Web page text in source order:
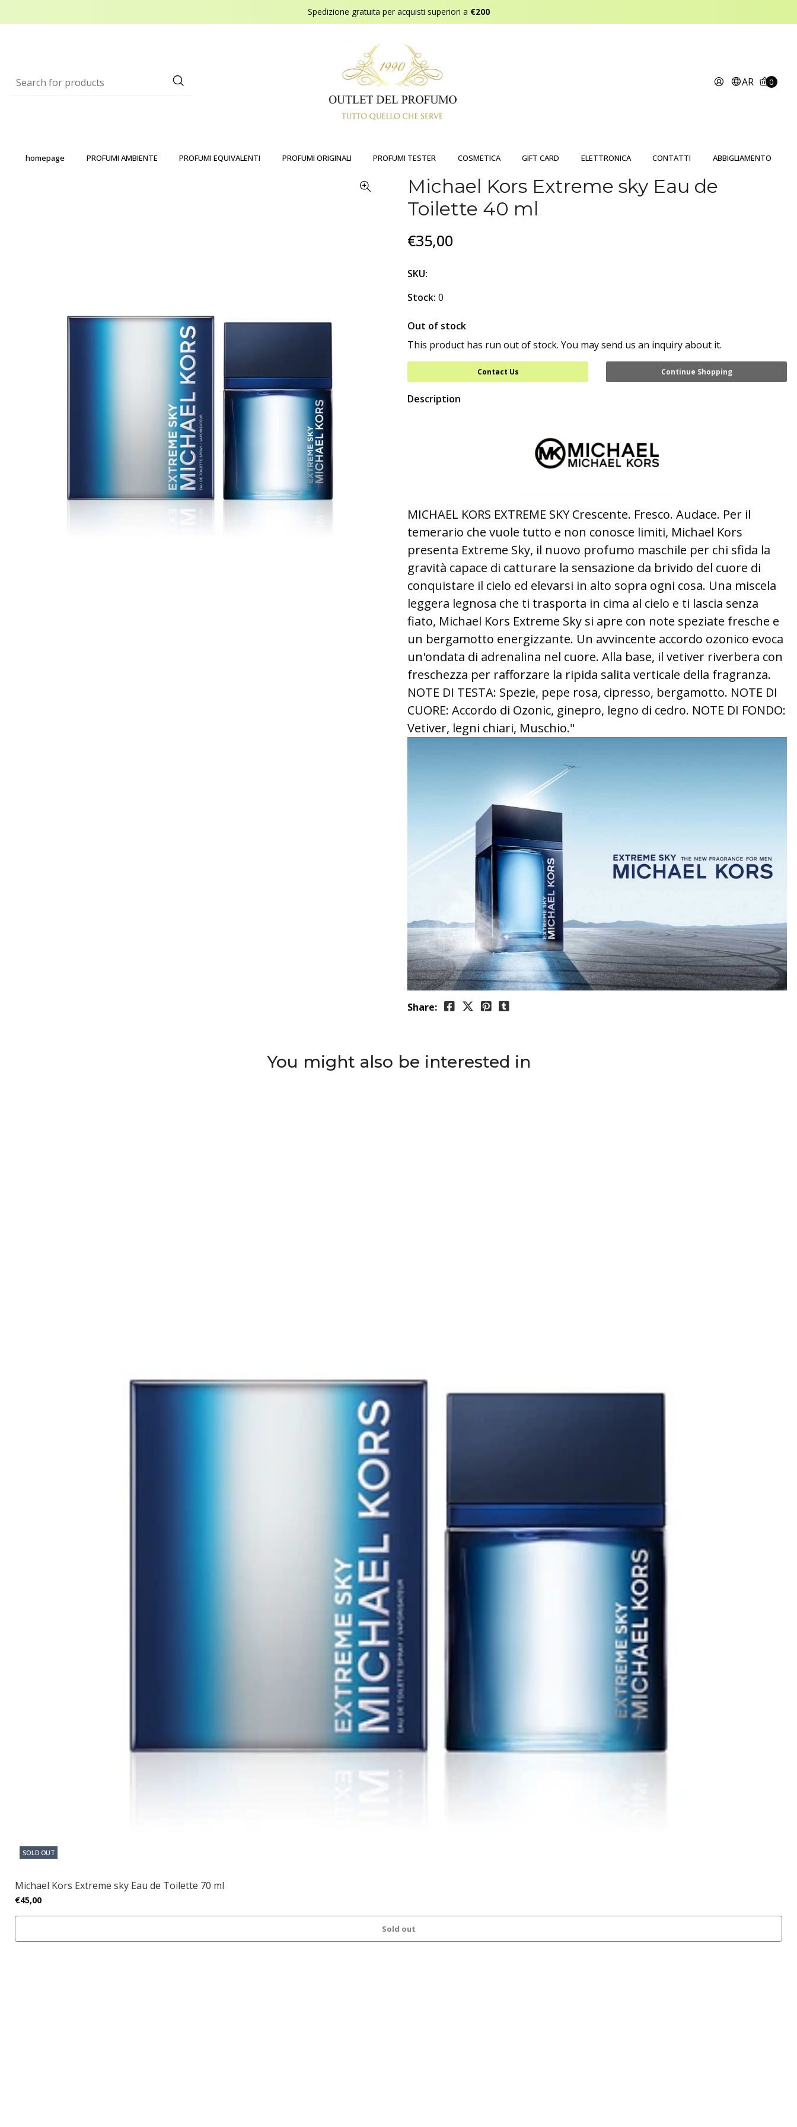
Spedizione gratuita per acquisti superiori a €200
AR 0
homepage PROFUMI AMBIENTE PROFUMI EQUIVALENTI PROFUMI ORIGINALI PROFUMI TESTER COSMETICA GIFT CARD ELETTRONICA CONTATTI ABBIGLIAMENTO
Michael Kors Extreme sky Eau de
Toilette 40 ml
€35,00
SKU:
Stock: 0
Out of stock
This product has run out of stock. You may send us an inquiry about it.
Contact Us Continue Shopping
Description
MICHAEL KORS EXTREME SKY Crescente. Fresco. Audace. Per il
temerario che vuole tutto e non conosce limiti, Michael Kors
presenta Extreme Sky, il nuovo profumo maschile per chi sfida la
gravità capace di catturare la sensazione da brivido del cuore di
conquistare il cielo ed elevarsi in alto sopra ogni cosa. Una miscela
leggera legnosa che ti trasporta in cima al cielo e ti lascia senza
fiato, Michael Kors Extreme Sky si apre con note speziate fresche e
un bergamotto energizzante. Un avvincente accordo ozonico evoca
un'ondata di adrenalina nel cuore. Alla base, il vetiver riverbera con
freschezza per rafforzare la ripida salita verticale della fragranza.
NOTE DI TESTA: Spezie, pepe rosa, cipresso, bergamotto. NOTE DI
CUORE: Accordo di Ozonic, ginepro, legno di cedro. NOTE DI FONDO:
Vetiver, legni chiari, Muschio."
Share:
You might also be interested in
SOLD OUT
Michael Kors Extreme sky Eau de Toilette 70 ml
€45,00
Sold out